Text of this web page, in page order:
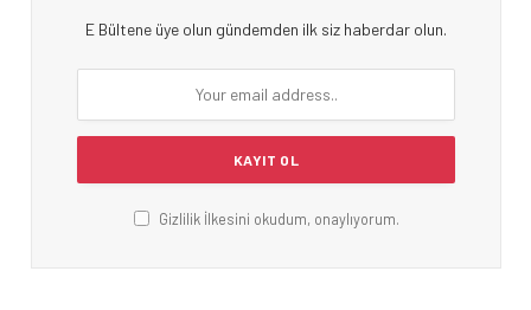
E Bültene üye olun gündemden ilk siz haberdar olun.
Gizlilik İlkesini okudum, onaylıyorum.